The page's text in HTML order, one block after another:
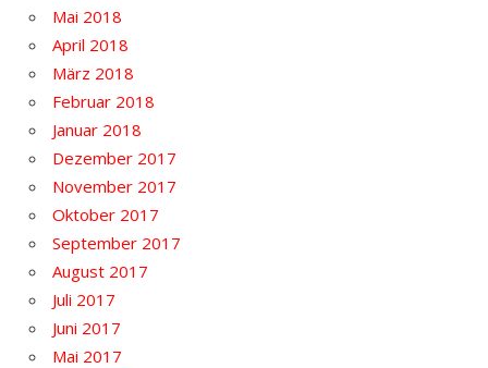
Mai 2018
April 2018
März 2018
Februar 2018
Januar 2018
Dezember 2017
November 2017
Oktober 2017
September 2017
August 2017
Juli 2017
Juni 2017
Mai 2017